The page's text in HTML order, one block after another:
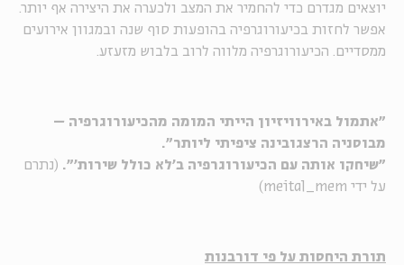
יוצאים מגדרם כדי להחמיר את המצב ולכערה את היצירה אף יותר.
אפשר לחזות בכיעורוגרפיה בהופעות סוף שנה ובמגוון אירועים
ממסדיים. הכיעורוגרפיה מלווה לרוב בלבוש מזעזע.
"אתמול באירוויזיון הייתי המומה מהכיעורוגרפיה –
מבוסניה הרצגובינה ציפיתי ליותר".
"שיחקו אותה עם הכיעורוגרפיה ב'לא כולל שירות'". (נתרם
על ידי meital_mem)
תורת היחסות על פי דורבנות